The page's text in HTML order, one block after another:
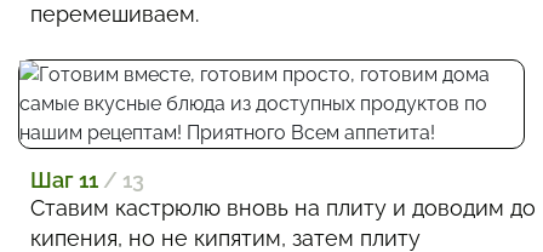
перемешиваем.
Шаг 11 / 13
Ставим кастрюлю вновь на плиту и доводим до
кипения, но не кипятим, затем плиту